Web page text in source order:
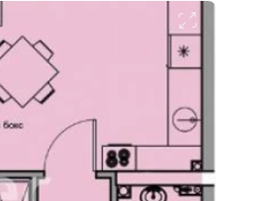
строителство
строителство
Проекти ново
строителство